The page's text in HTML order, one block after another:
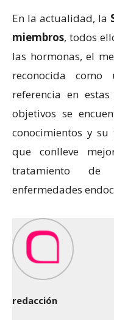
En la actualidad, la
miembros, todos
las hormonas, el
reconocida como
referencia en
objetivos se
conocimientos y
que conlleve
tratamiento de
enfermedades
redacción